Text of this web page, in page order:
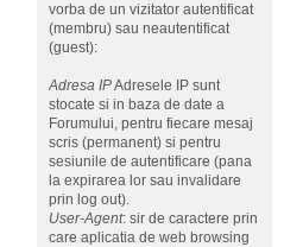
vorba de un vizitator autentificat
(membru) sau neautentificat
(guest):
Adresa IPAdresele IP sunt
stocate si in baza de date a
Forumului, pentru fiecare mesaj
scris (permanent) si pentru
sesiunile de autentificare (pana
la expirarea lor sau invalidare
prin log out).
User-Agent: sir de caractere prin
care aplicatia de web browsing